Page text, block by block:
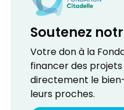
Soutenez
Votre don à la
financer des
directement le
leurs proches.